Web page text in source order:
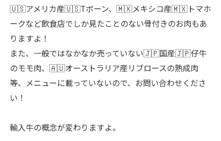
🇺🇸アメリカ産🇺🇸Tボーン、🇲🇽メキシコ産🇲🇽トマホ
ークなど飲食店でしか見たことのない骨付きのお肉もあ
りますよ！
また、一般ではなかなか売っていない🇯🇵国産🇯🇵仔牛
のモモ肉、🇦🇺オーストラリア産リブロースの熟成肉
等、メニューに載っていないので、お問い合わせくださ
い！
輸入牛の概念が変わりますよ。